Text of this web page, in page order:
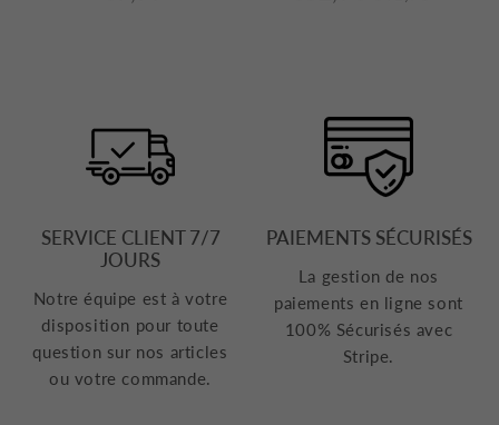
SERVICE CLIENT 7/7
JOURS
Notre équipe est à votre
disposition pour toute
question sur nos articles
ou votre commande.
PAIEMENTS SÉCURISÉS
La gestion de nos
paiements en ligne sont
100% Sécurisés avec
Stripe.